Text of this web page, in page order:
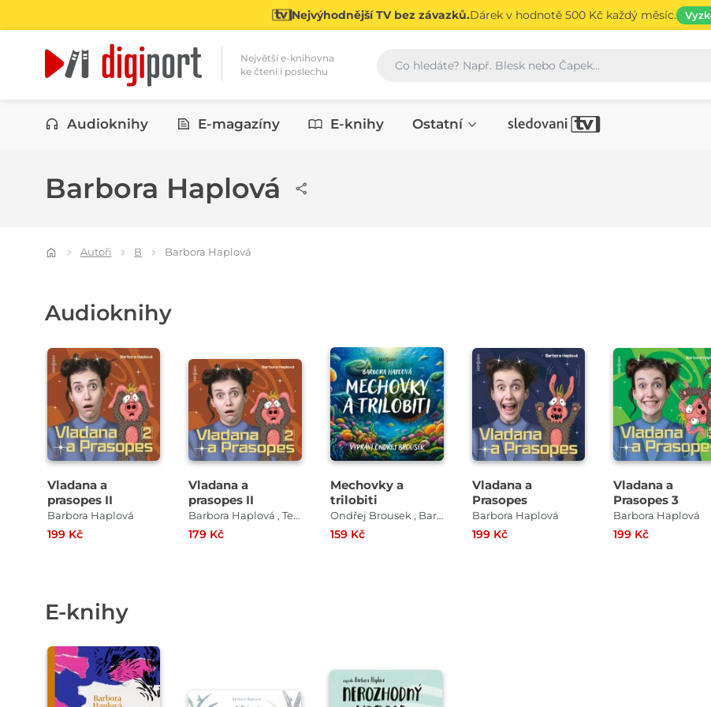
Nejvýhodnější TV bez závazků.Dárek v hodnotě 500 Kč každý měsíc.
Největší e-knihovna
ke čtení i poslechu
Vyhledávání
Kategorie
Audioknihy E-magazíny E-knihy Ostatní
Barbora Haplová
Autoři B Barbora Haplová
Audioknihy
Vladana a
prasopes II
Barbora Haplová
199 Kč
Přehrát
ukázku
Vladana a
prasopes II
Barbora Haplová , Tereza Dočkalová
179 Kč
Přehrát
ukázku
Mechovky a
trilobiti
Ondřej Brousek , Barbora Haplová
159 Kč
Přehrát
ukázku
Vladana a
Prasopes
Barbora Haplová
199 Kč
Přehrát
ukázku
Vladana a
Prasopes 3
Barbora Haplová
199 Kč
E-knihy